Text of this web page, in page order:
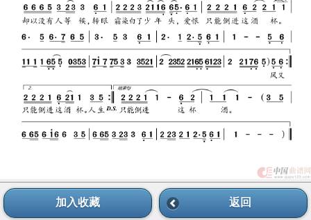
加入收藏 返回